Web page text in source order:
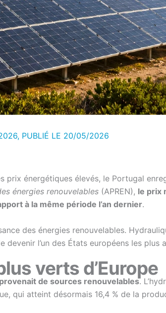
PUBLIÉ LE 20/05/2026
énergétiques élevés, le Portugal
énergies renouvelables (APREN), le prix
à la même période l’an dernier.
des énergies renouvelables.
l’un des États européens les plus
verts d’Europe
de sources renouvelables.
qui atteint désormais 16,4 % de la